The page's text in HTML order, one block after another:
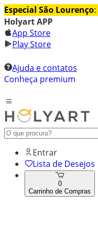
Especial São Lourenço:
Holyart APP
App Store
Play Store
Ajuda e contatos
Conheça premium
Entrar
Lista de Desejos
0
Carrinho de Compras